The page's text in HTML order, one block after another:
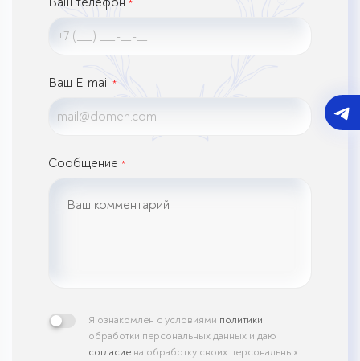
*
Ваш E-mail *
Сообщение *
Я ознакомлен с условиями политики
обработки персональных данных и даю
согласие на обработку своих персональных